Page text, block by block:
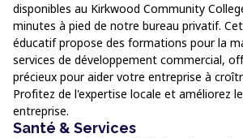
disponibles au Kirkwood Community
minutes à pied de notre bureau privatif.
éducatif propose des formations pour la
services de développement commercial,
précieux pour aider votre entreprise à
Profitez de l'expertise locale et améliorez
entreprise.
Santé & Services